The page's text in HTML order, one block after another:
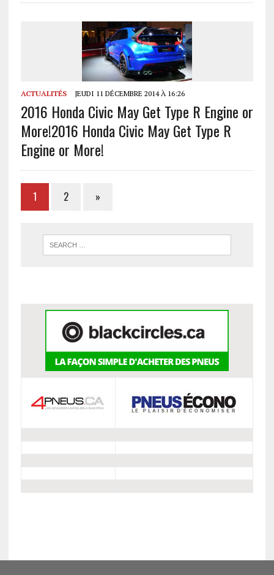
ACTUALITÉS JEUDI 11 DÉCEMBRE 2014 À 16:26
2016 Honda Civic May Get Type R Engine or
More!2016 Honda Civic May Get Type R
Engine or More!
1 2 »